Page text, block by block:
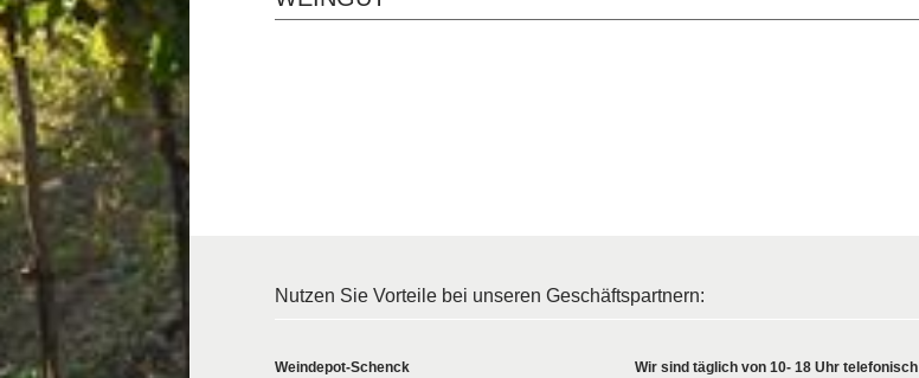
Nutzen Sie Vorteile bei unseren Geschäftspartnern:
Weindepot-Schenck Wir sind täglich von 10- 18 Uhr telefonisch